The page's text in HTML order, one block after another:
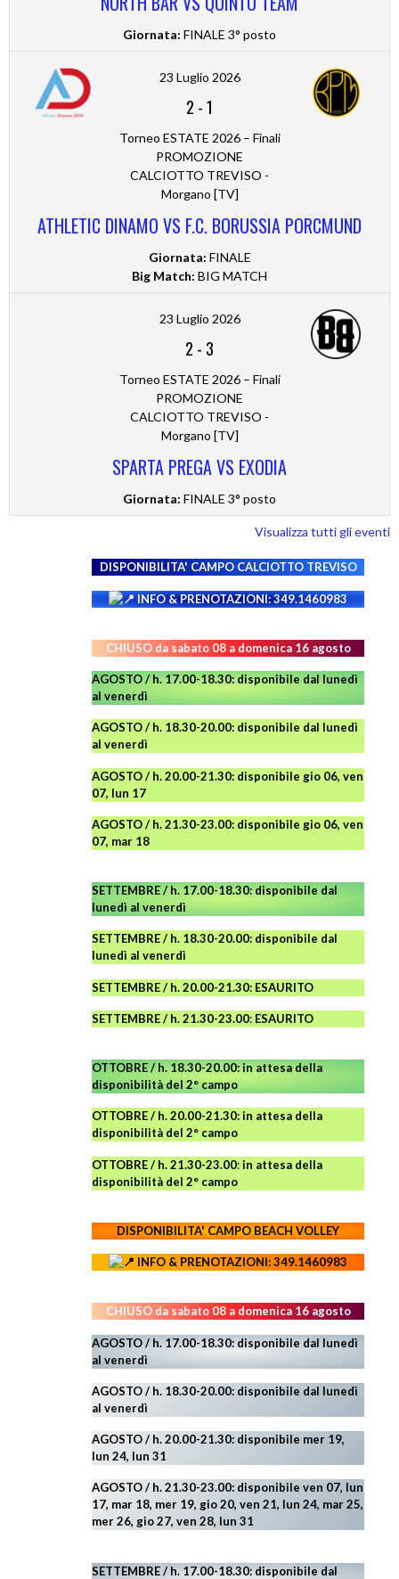
Giornata: FINALE 3° posto
23 Luglio 2026
2 -1
Torneo ESTATE 2026 – Finali
PROMOZIONE
CALCIOTTO TREVISO -
Morgano [TV]
ATHLETIC DINAMO VS F.C. BORUSSIA PORCMUND
Giornata: FINALE
Big Match: BIG MATCH
23 Luglio 2026
2 - 3
Torneo ESTATE 2026 – Finali
PROMOZIONE
CALCIOTTO TREVISO -
Morgano [TV]
SPARTA PREGA VS EXODIA
Giornata: FINALE 3° posto
Visualizza tutti gli eventi
DISPONIBILITA' CAMPO CALCIOTTO TREVISO
INFO & PRENOTAZIONI: 349.1460983
CHIUSO da sabato 08 a domenica 16 agosto
AGOSTO / h. 17.00-18.30: disponibile dal lunedì
al venerdì
AGOSTO/ h. 18.30-20.00: disponibile dal lunedì
al venerdì
AGOSTO / h. 20.00-21.30: disponibile gio 06, ven
07, lun 17
AGOSTO/ h. 21.30-23.00: disponibile gio 06, ven
07, mar 18
SETTEMBRE / h. 17.00-18.30: disponibile dal
lunedì al venerdì
SETTEMBRE / h. 18.30-20.00: disponibile dal
lunedì al venerdì
SETTEMBRE / h. 20.00-21.30: ESAURITO
SETTEMBRE / h. 21.30-23.00: ESAURITO
OTTOBRE / h. 18.30-20.00:in attesa della
disponibilità del 2° campo
OTTOBRE / h. 20.00-21.30:in attesa della
disponibilità del 2° campo
OTTOBRE / h. 21.30-23.00:in attesa della
disponibilità del 2° campo
DISPONIBILITA' CAMPOBEACH VOLLEY
INFO & PRENOTAZIONI: 349.1460983
CHIUSO da sabato 08 a domenica 16 agosto
AGOSTO / h. 17.00-18.30: disponibile dal lunedì
al venerdì
AGOSTO/ h. 18.30-20.00: disponibile dal lunedì
al venerdì
AGOSTO / h. 20.00-21.30: disponibile mer 19,
lun 24, lun 31
AGOSTO/ h. 21.30-23.00: disponibile ven 07, lun
17, mar 18, mer 19, gio 20, ven 21, lun 24, mar 25,
mer 26, gio 27, ven 28, lun 31
SETTEMBRE / h. 17.00-18.30: disponibile dal